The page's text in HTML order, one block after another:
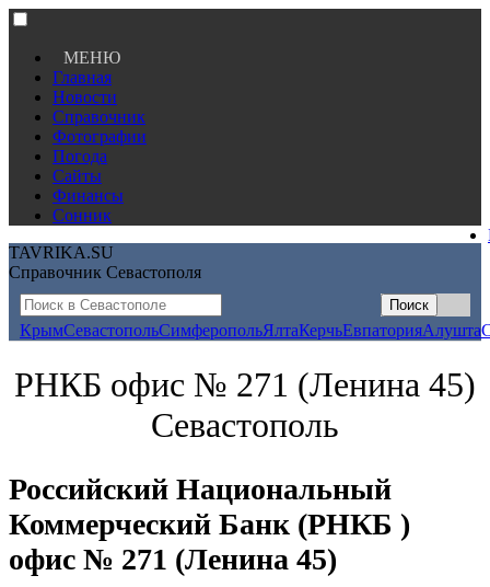
МЕНЮ
Главная
Новости
Справочник
Фотографии
Погода
Сайты
Финансы
Сонник
TAVRIKA.SU
Справочник Севастополя
КрымСевастопольСимферопольЯлтаКерчьЕвпаторияАлушта
РНКБ офис № 271 (Ленина 45)
Севастополь
Российский Национальный
Коммерческий Банк (РНКБ )
офис № 271 (Ленина 45)